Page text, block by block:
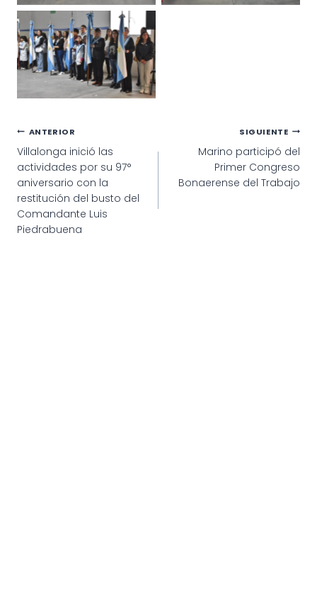
Navegación
de
entradas
ANTERIOR
Villalonga inició las
actividades por su 97°
aniversario con la
restitución del busto del
Comandante Luis
Piedrabuena
SIGUIENTE
Marino participó del
Primer Congreso
Bonaerense del Trabajo